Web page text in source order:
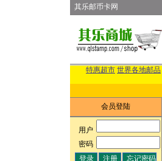
其乐邮币卡网
特惠超市 世界各地邮品
会员登陆
用户:
密码: